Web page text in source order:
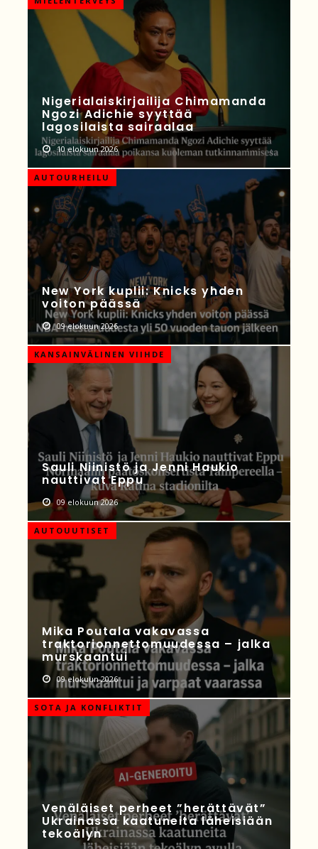
Nigerialaiskirjailija Chimamanda
Ngozi Adichie syyttää
lagosilaista sairaalaa
10 elokuun 2026
AUTOURHEILU
New York kuplii: Knicks yhden
voiton päässä
09 elokuun 2026
KANSAINVÄLINEN VIIHDE
Sauli Niinistö ja Jenni Haukio
nauttivat Eppu
09 elokuun 2026
AUTOUUTISET
Mika Poutala vakavassa
traktorionnettomuudessa – jalka
murskaantui
09 elokuun 2026
SOTA JA KONFLIKTIT
Venäläiset perheet ”herättävät”
Ukrainassa kaatuneita läheisiään
tekoälyn